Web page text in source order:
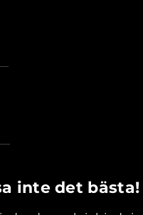
inte det bästa!